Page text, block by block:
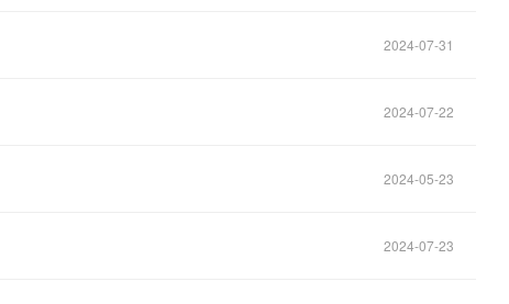
2024-07-31
2024-07-22
2024-05-23
2024-07-23